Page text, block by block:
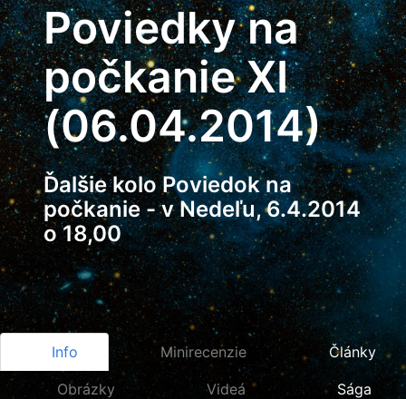
Poviedky na
počkanie XI
(06.04.2014)
Ďalšie kolo Poviedok na
počkanie - v Nedeľu, 6.4.2014
o 18,00
Info Minirecenzie Články
Obrázky Videá Sága